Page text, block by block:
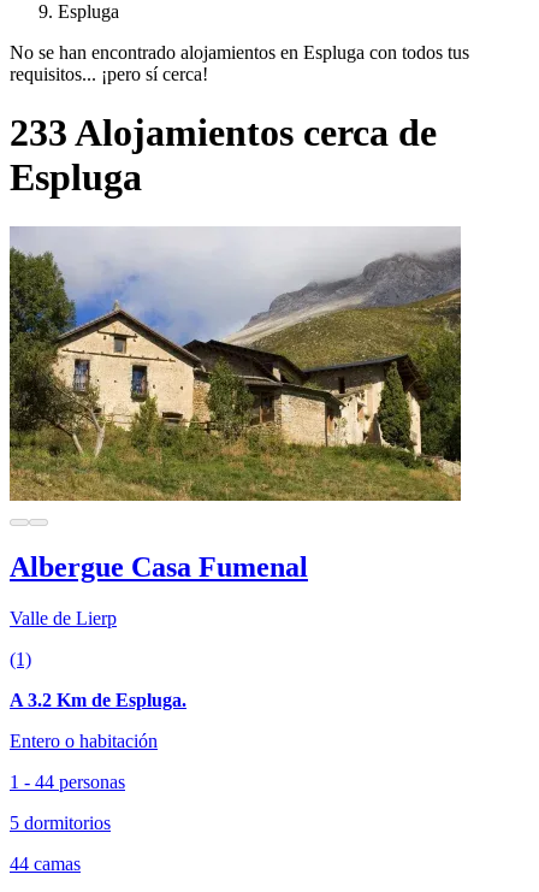
Espluga
No se han encontrado alojamientos en Espluga con todos tus
requisitos... ¡pero sí cerca!
233 Alojamientos cerca de
Espluga
Albergue Casa Fumenal
Valle de Lierp
(1)
A 3.2 Km de Espluga.
Entero o habitación
1 - 44 personas
5 dormitorios
44 camas